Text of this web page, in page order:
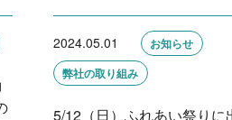
2024.05.01
お知らせ
弊社の取り組み
5/12（日）ふれあい祭りに